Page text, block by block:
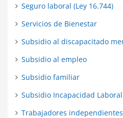
Seguro laboral (Ley 16.744)
Servicios de Bienestar
Subsidio al discapacitado
Subsidio al empleo
Subsidio familiar
Subsidio Incapacidad Laboral
Trabajadores independientes